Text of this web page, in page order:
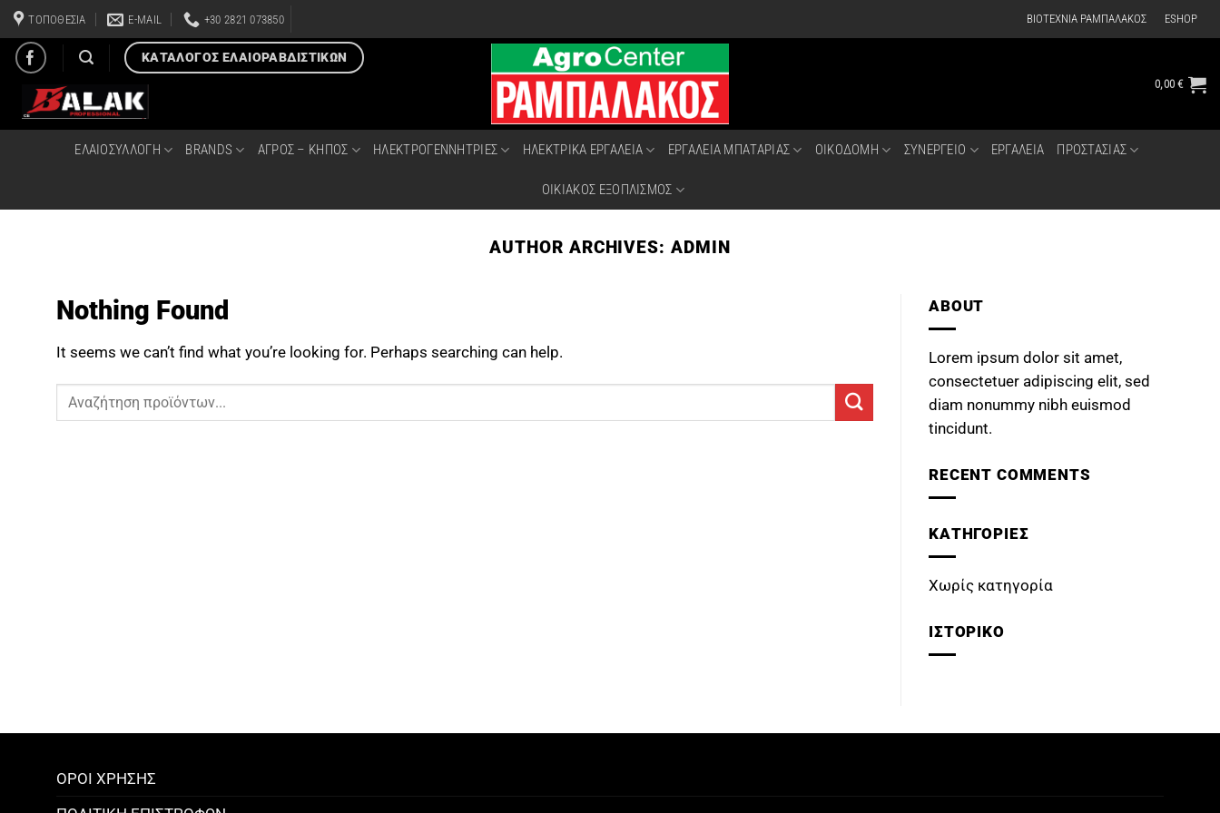
Μετάβαση
στο
περιεχόμενο
ΤΟΠΟΘΕΣΙΑ E-MAIL +30 2821 073850 ΒΙΟΤΕΧΝΙΑ ΡΑΜΠΑΛΑΚΟΣ ESHOP
ΚΑΤΑΛΟΓΟΣ ΕΛΑΙΟΡΑΒΔΙΣΤΙΚΩΝ
0,00€
ΕΛΑΙΟΣΥΛΛΟΓΗ BRANDS ΑΓΡΟΣ – ΚΗΠΟΣ ΗΛΕΚΤΡΟΓΕΝΝΗΤΡΙΕΣ ΗΛΕΚΤΡΙΚΑ ΕΡΓΑΛΕΙΑ ΕΡΓΑΛΕΙΑ ΜΠΑΤΑΡΙΑΣ ΟΙΚΟΔΟΜΗ ΣΥΝΕΡΓΕΙΟ ΕΡΓΑΛΕΙΑ ΠΡΟΣΤΑΣΙΑΣ
ΟΙΚΙΑΚΟΣ ΕΞΟΠΛΙΣΜΟΣ
AUTHOR ARCHIVES:ADMIN
Nothing Found
It seems we can’t find what you’re looking for. Perhaps searching can help.
ABOUT
Lorem ipsum dolor sit amet,
consectetuer adipiscing elit, sed
diam nonummy nibh euismod
tincidunt.
RECENT COMMENTS
KΑΤΗΓΟΡΊΕΣ
Χωρίς κατηγορία
ΙΣΤΟΡΙΚΌ
ΟΡΟΙ ΧΡΗΣΗΣ